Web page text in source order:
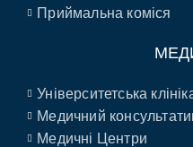
Приймальна коміся
Університетська
Медичний
Медичні Центри